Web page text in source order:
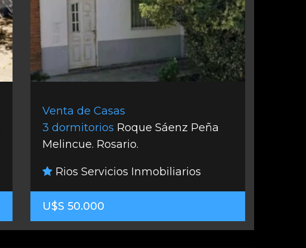
Venta de Casas
3 dormitorios Roque Sáenz Peña
Melincue. Rosario.
Rios Servicios Inmobiliarios
U$S 50.000